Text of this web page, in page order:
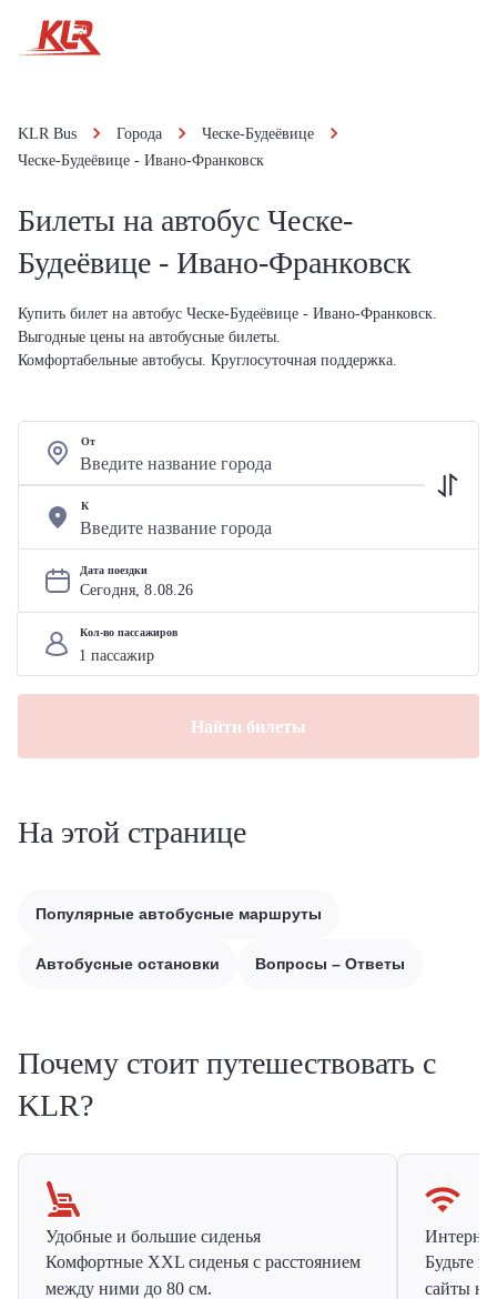
KLR Bus Города
Ческе-Будеёвице
Ческе-Будеёвице - Ивано-Франковск
Билеты на автобус Ческе-
Будеёвице - Ивано-Франковск
Купить билет на автобус Ческе-Будеёвице - Ивано-Франковск.
Выгодные цены на автобусные билеты.
Комфортабельные автобусы. Круглосуточная поддержка.
От
К
Дата поездки
Сегодня, 8.08.26
Кол-во пассажиров
Найти билеты
На этой странице
Популярные автобусные маршруты
Автобусные остановки Вопросы – Ответы
Почему стоит путешествовать с
KLR?
Удобные и большие сиденья
Комфортные XXL сиденья с расстоянием
между ними до 80 см.
Будьте
сайты на